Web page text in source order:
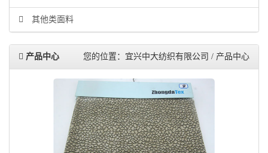
其他类面料
产品中心 您的位置：宜兴中大纺织有限公司 / 产品中心